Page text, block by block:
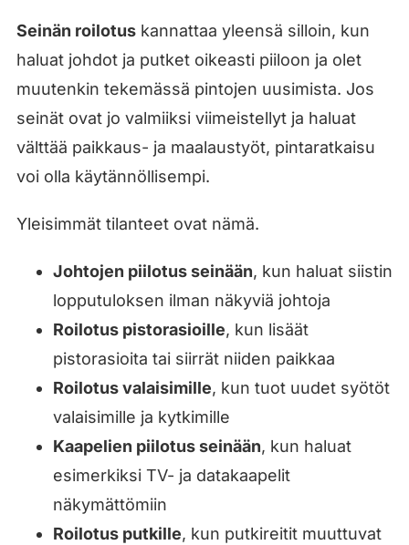
Seinän roilotuskannattaa yleensä silloin, kun
haluat johdot ja putket oikeasti piiloon ja olet
muutenkin tekemässä pintojen uusimista. Jos
seinät ovat jo valmiiksi viimeistellyt ja haluat
välttää paikkaus- ja maalaustyöt, pintaratkaisu
voi olla käytännöllisempi.
Yleisimmät tilanteet ovat nämä.
Johtojen piilotus seinään, kun haluat siistin
lopputuloksen ilman näkyviä johtoja
Roilotus pistorasioille, kun lisäät
pistorasioita tai siirrät niiden paikkaa
Roilotus valaisimille, kun tuot uudet syötöt
valaisimille ja kytkimille
Kaapelien piilotus seinään, kun haluat
esimerkiksi TV- ja datakaapelit
näkymättömiin
Roilotus putkille, kun putkireitit muuttuvat